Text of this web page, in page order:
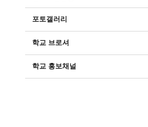
포토갤러리
학교 브로셔
학교 홍보채널